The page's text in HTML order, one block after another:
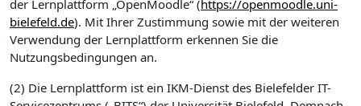
der Lernplattform „OpenMoodle“ (https://openmoodle.uni-
bielefeld.de). Mit Ihrer Zustimmung sowie mit der weiteren
Verwendung der Lernplattform erkennen Sie die
Nutzungsbedingungen an.
(2) Die Lernplattform ist ein IKM-Dienst des Bielefelder IT-